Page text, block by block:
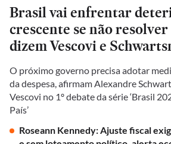
Brasil vai enfrentar
crescente se não
dizem Vescovi e
O próximo governo precisa adotar
da despesa, afirmam Alexandre
Vescovi no 1º debate da série ‘Brasil
País’
Roseann Kennedy: Ajuste fiscal